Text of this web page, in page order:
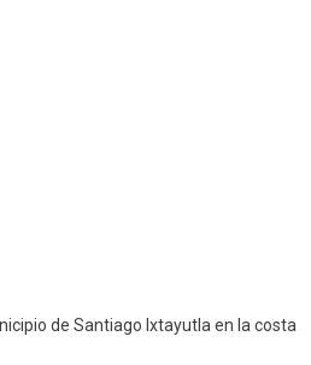
de Santiago Ixtayutla en la costa